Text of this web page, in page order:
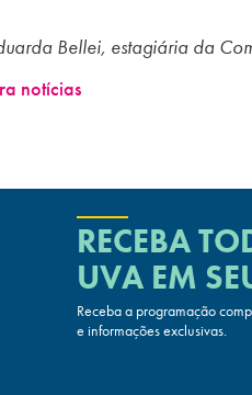
Bellei, estagiária da
notícias
RECEBA
UVAEM
Receba a programação
e informações exclusivas.